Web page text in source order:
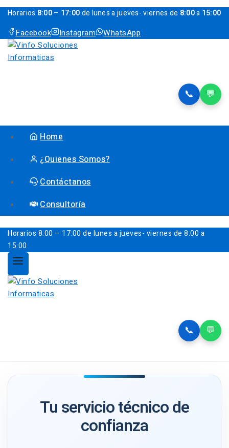
Horarios 8:00– 17:00de lunes a jueves- viernes de 8:00a 15:00
Facebook Instagram WhatsApp
📞 💬
Home
¿Quienes Somos?
Contáctanos
Consultoría
Horarios 8:00 – 17:00 de lunes a jueves- viernes de 8:00 a
15:00
📞 💬
Tu servicio técnico de
confianza